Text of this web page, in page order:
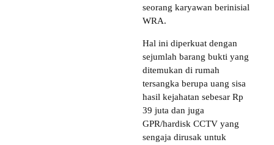
seorang karyawan berinisial
WRA.
Hal ini diperkuat dengan
sejumlah barang bukti yang
ditemukan di rumah
tersangka berupa uang sisa
hasil kejahatan sebesar Rp
39 juta dan juga
GPR/hardisk CCTV yang
sengaja dirusak untuk